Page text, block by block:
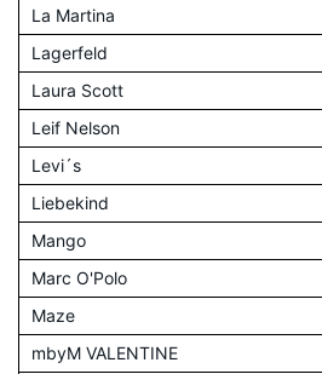
La Martina
Lagerfeld
Laura Scott
Leif Nelson
Levi´s
Liebekind
Mango
Marc O'Polo
Maze
mbyM VALENTINE